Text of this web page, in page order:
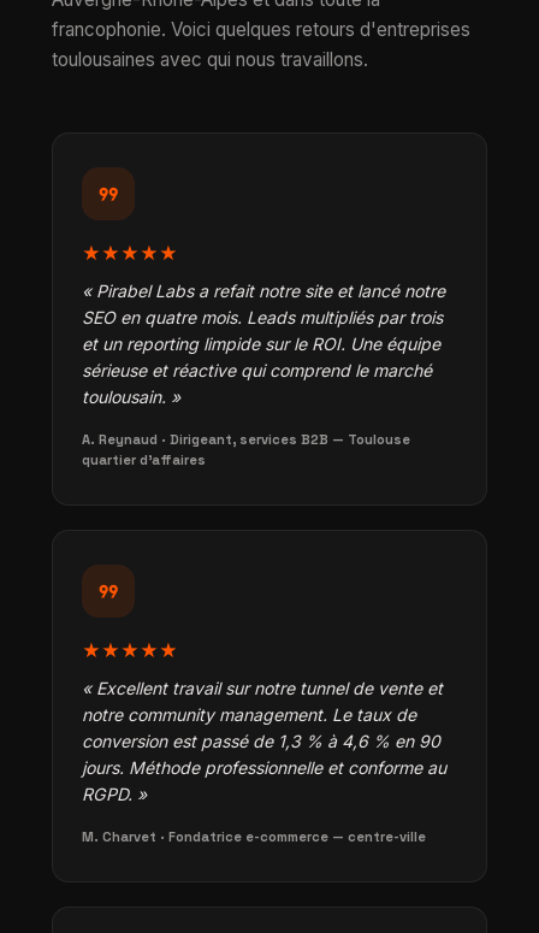
francophonie. Voici quelques retours d'entreprises
toulousaines avec qui nous travaillons.
format_quote
★★★★★
« Pirabel Labs a refait notre site et lancé notre
SEO en quatre mois. Leads multipliés par trois
et un reporting limpide sur le ROI. Une équipe
sérieuse et réactive qui comprend le marché
toulousain. »
A. Reynaud · Dirigeant, services B2B — Toulouse
quartier d'affaires
format_quote
★★★★★
« Excellent travail sur notre tunnel de vente et
notre community management. Le taux de
conversion est passé de 1,3 % à 4,6 % en 90
jours. Méthode professionnelle et conforme au
RGPD. »
M. Charvet · Fondatrice e-commerce — centre-ville